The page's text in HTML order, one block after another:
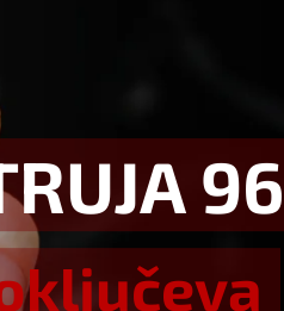
96